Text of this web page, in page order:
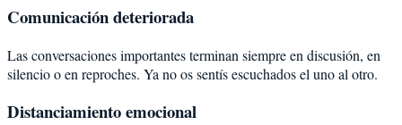
Comunicación deteriorada
Las conversaciones importantes terminan siempre en discusión, en
silencio o en reproches. Ya no os sentís escuchados el uno al otro.
Distanciamiento emocional